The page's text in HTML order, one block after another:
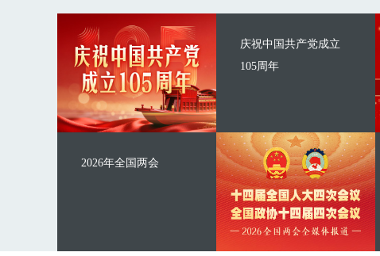
庆祝中国共产党成立
105周年
2026年全国两会